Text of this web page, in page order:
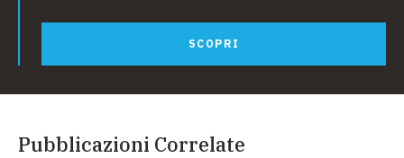
Punti d’Incontro UNICEF:
SCOPRI
Pubblicazioni Correlate